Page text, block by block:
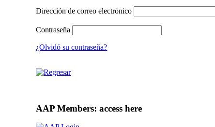
Dirección de correo electrónico
Contraseña
¿Olvidó su contraseña?
AAP Members: access here